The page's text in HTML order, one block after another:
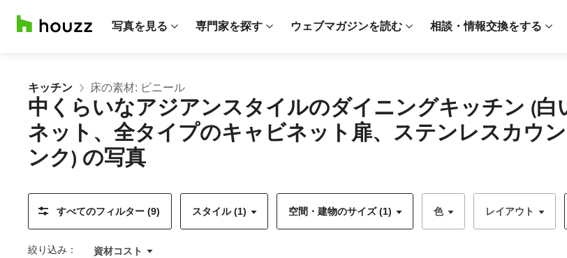
写真を見る 専門家を探す ウェブマガジンを読む 相談・情報交換をする
キッチン 床の素材: ビニール
中くらいなアジアンスタイルのダイニングキッチン (
ネット、全タイプのキャビネット扉、ステンレスカウ
ンク) の写真
すべてのフィルター (9) スタイル (1) 空間・建物のサイズ (1) 色 レイアウト
絞り込み： 資材コスト